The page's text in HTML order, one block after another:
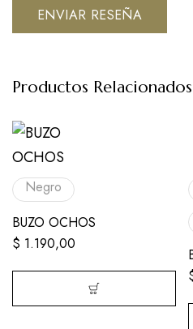
Productos Relacionados
Negro
BUZO OCHOS
$ 1.190,00